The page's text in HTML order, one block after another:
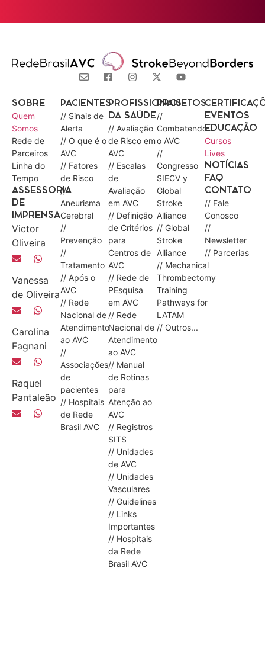
SOBRE
Quem
Somos
Rede de
Parceiros
Linha do
Tempo
ASSESSORIA
DE
IMPRENSA
Victor
Oliveira
Vanessa
de Oliveira
Carolina
Fagnani
Raquel
Pantaleão
PACIENTES
// Sinais de
Alerta
// O que é o
AVC
// Fatores
de Risco
//
Aneurisma
Cerebral
//
Prevenção
//
Tratamento
// Após o
AVC
// Rede
Nacional de
Atendimento
ao AVC
//
Associações
de
pacientes
// Hospitais
de Rede
Brasil AVC
PROFISSIONAIS
DA SAÚDE
// Avaliação
de Risco em
AVC
// Escalas
de
Avaliação
em AVC
// Definição
de Critérios
para
Centros de
AVC
// Rede de
PEsquisa
em AVC
// Rede
Nacional de
Atendimento
ao AVC
// Manual
de Rotinas
para
Atenção ao
AVC
// Registros
SITS
// Unidades
de AVC
// Unidades
Vasculares
// Guidelines
// Links
Importantes
// Hospitais
da Rede
Brasil AVC
PROJETOS
//
Combatendo
o AVC
//
Congresso
SIECV y
Global
Stroke
Alliance
// Global
Stroke
Alliance
// Mechanical
Thrombectomy
Training
Pathways for
LATAM
// Outros...
EVENTOS
EDUCAÇÃO
Cursos
Lives
NOTÍCIAS
FAQ
CONTATO
// Fale
Conosco
//
Newsletter
// Parcerias